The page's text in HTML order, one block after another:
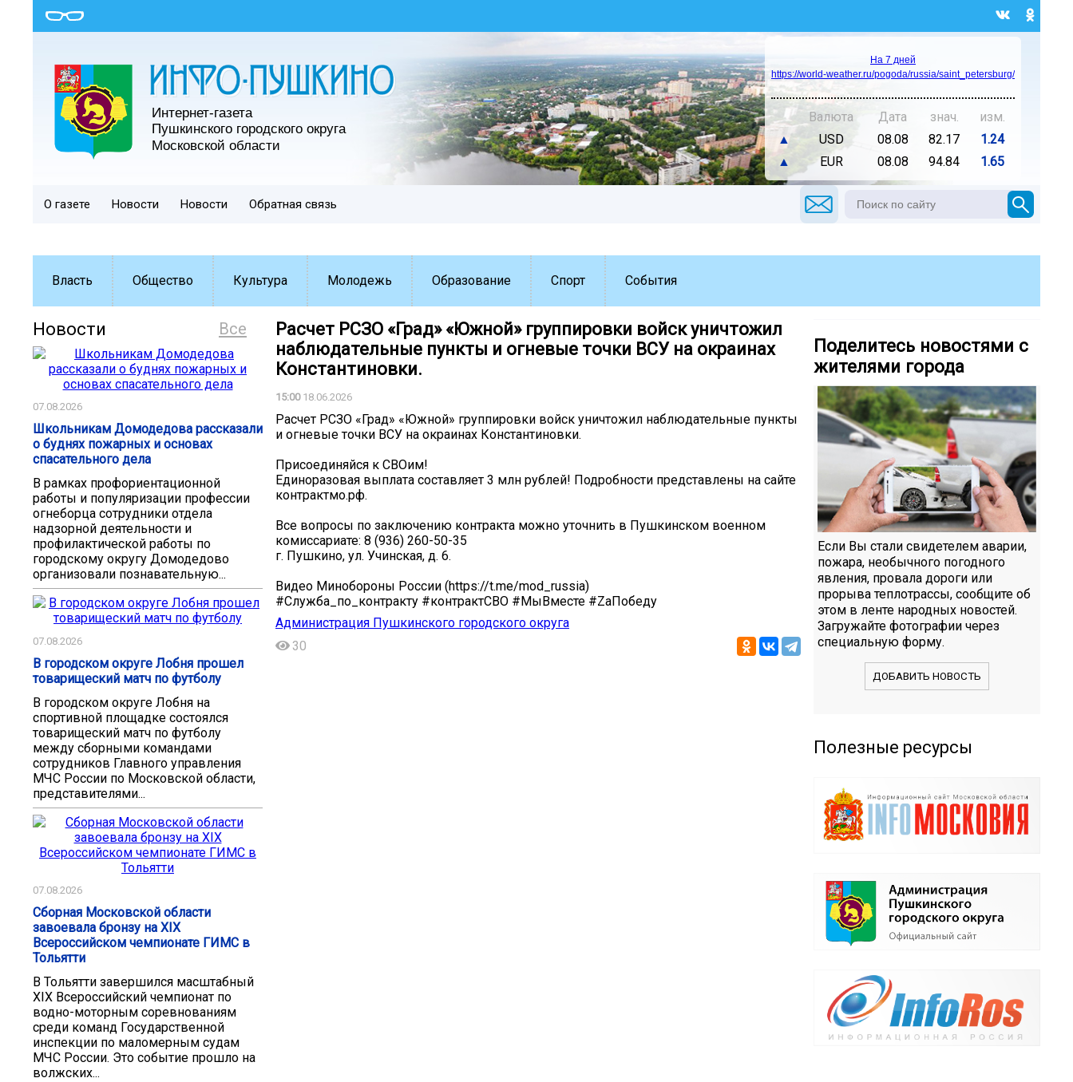
На 7 дней
https://world-weather.ru/pogoda/russia/saint_petersburg/
Валюта Дата знач.
изм.
▲
USD 08.08 82.17
1.24
▲
EUR 08.08 94.84 1.65
О газете Новости Новости Обратная связь
Власть Общество Культура Молодежь Образование Спорт События
Все
Новости
07.08.2026
Школьникам Домодедова рассказали
о буднях пожарных и основах
спасательного дела
В рамках профориентационной
работы и популяризации профессии
огнеборца сотрудники отдела
надзорной деятельности и
профилактической работы по
городскому округу Домодедово
организовали познавательную...
07.08.2026
В городском округе Лобня прошел
товарищеский матч по футболу
В городском округе Лобня на
спортивной площадке состоялся
товарищеский матч по футболу
между сборными командами
сотрудников Главного управления
МЧС России по Московской области,
представителями...
07.08.2026
Сборная Московской области
завоевала бронзу на XIX
Всероссийском чемпионате ГИМС в
Тольятти
В Тольятти завершился масштабный
XIX Всероссийский чемпионат по
водно-моторным соревнованиям
среди команд Государственной
инспекции по маломерным судам
МЧС России. Это событие прошло на
волжских...
Расчет РСЗО «Град» «Южной» группировки войск уничтожил
наблюдательные пункты и огневые точки ВСУ на окраинах
Константиновки.
15:0018.06.2026
Расчет РСЗО «Град» «Южной» группировки войск уничтожил наблюдательные пункты
и огневые точки ВСУ на окраинах Константиновки.
Присоединяйся к СВОим!
Единоразовая выплата составляет 3 млн рублей! Подробности представлены на сайте
контрактмо.рф.
Все вопросы по заключению контракта можно уточнить в Пушкинском военном
комиссариате: 8 (936) 260-50-35
г. Пушкино, ул. Учинская, д. 6.
Видео Минобороны России (https://t.me/mod_russia)
#Служба_по_контракту #контрактСВО #МыВместе #ZaПобеду
Администрация Пушкинского городского округа
30
Поделитесь новостями с
жителями города
Если Вы стали свидетелем аварии,
пожара, необычного погодного
явления, провала дороги или
прорыва теплотрассы, сообщите об
этом в ленте народных новостей.
Загружайте фотографии через
специальную форму.
ДОБАВИТЬ НОВОСТЬ
Полезные ресурсы